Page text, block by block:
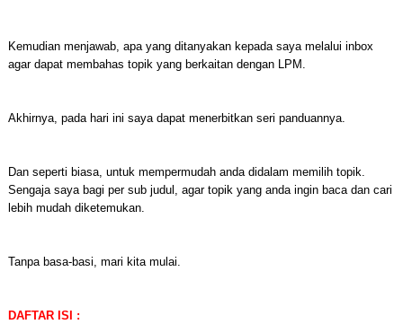
Kemudian menjawab, apa yang ditanyakan kepada saya melalui inbox
agar dapat membahas topik yang berkaitan dengan LPM.
Akhirnya, pada hari ini saya dapat menerbitkan seri panduannya.
Dan seperti biasa, untuk mempermudah anda didalam memilih topik.
Sengaja saya bagi per sub judul, agar topik yang anda ingin baca dan cari
lebih mudah diketemukan.
Tanpa basa-basi, mari kita mulai.
DAFTAR ISI :